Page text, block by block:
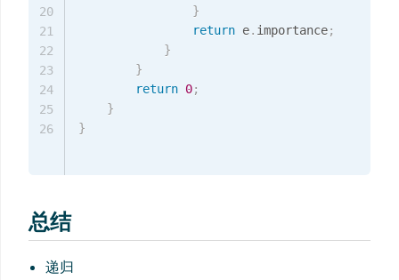
}
return e. importance;
}
}
return 0;
}
}
20
21
22
23
24
25
26
总结
递归